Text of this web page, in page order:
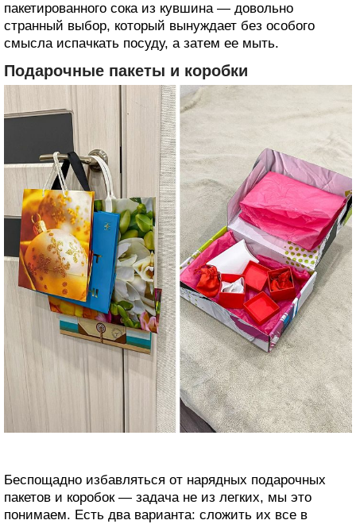
пакетированного сока из кувшина — довольно
странный выбор, который вынуждает без особого
смысла испачкать посуду, а затем ее мыть.
Подарочные пакеты и коробки
Беспощадно избавляться от нарядных подарочных
пакетов и коробок — задача не из легких, мы это
понимаем. Есть два варианта: сложить их все в